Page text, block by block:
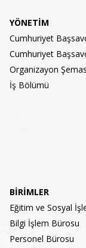
YÖNETİM
Cumhuriyet
Cumhuriyet
Organizayon
İş Bölümü
BİRİMLER
Eğitim ve Sosyal
Bilgi İşlem Bürosu
Personel Bürosu